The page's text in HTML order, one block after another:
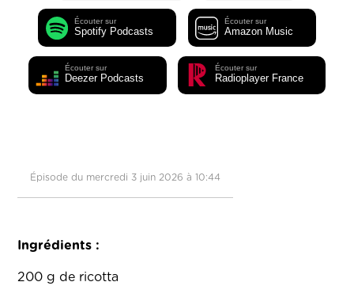
Écouter sur
Spotify Podcasts
Écouter sur
Amazon Music
Écouter sur
Deezer Podcasts
Écouter sur
Radioplayer France
Épisode du mercredi 3 juin 2026 à 10:44
Ingrédients :
200 g de ricotta